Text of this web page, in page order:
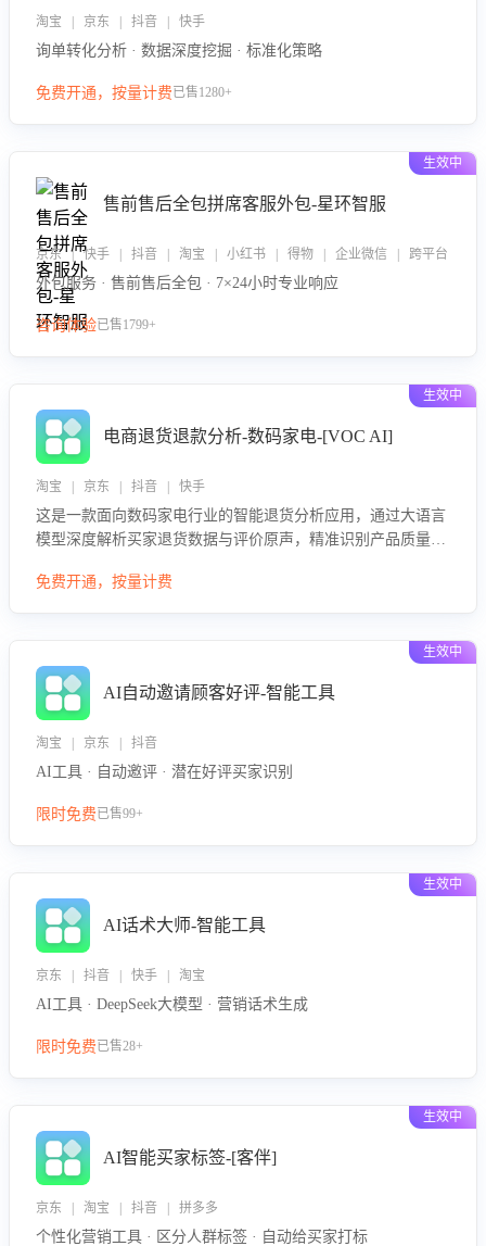
淘宝 | 京东 | 抖音 | 快手
询单转化分析 · 数据深度挖掘 · 标准化策略
免费开通，按量计费已售1280+
生效中
售前售后全包拼席客服外包-星环智服
京东 | 快手 | 抖音 | 淘宝 | 小红书 | 得物 | 企业微信 | 跨平台
外包服务 · 售前售后全包 · 7×24小时专业响应
咨询体验已售1799+
生效中
电商退货退款分析-数码家电-[VOC AI]
淘宝 | 京东 | 抖音 | 快手
这是一款面向数码家电行业的智能退货分析应用，通过大语言
模型深度解析买家退货数据与评价原声，精准识别产品质量、
议，通过挖掘用户痛点驱动产品迭代，从根本上降低退货率，
免费开通，按量计费
生效中
AI自动邀请顾客好评-智能工具
淘宝 | 京东 | 抖音
AI工具 · 自动邀评 · 潜在好评买家识别
限时免费已售99+
生效中
AI话术大师-智能工具
京东 | 抖音 | 快手 | 淘宝
AI工具 · DeepSeek大模型 · 营销话术生成
限时免费已售28+
生效中
AI智能买家标签-[客伴]
京东 | 淘宝 | 抖音 | 拼多多
个性化营销工具 · 区分人群标签 · 自动给买家打标